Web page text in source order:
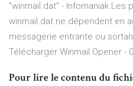
"winmail.dat" - Infomaniak Les
winmail.dat ne dépendent en
messagerie entrante ou
Télécharger Winmail Opener -
Pour lire le contenu du